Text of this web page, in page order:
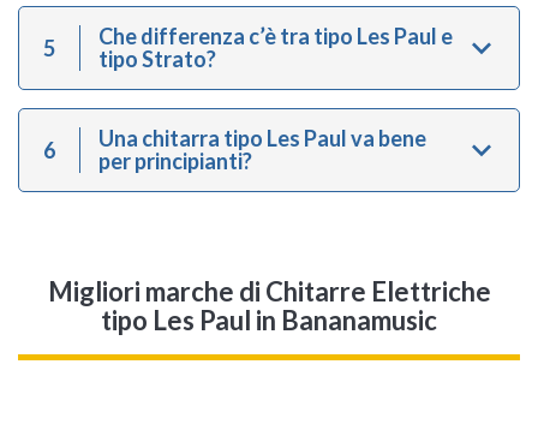
5
Che differenza c’è tra tipo Les Paul e
tipo Strato?
6
Una chitarra tipo Les Paul va bene
per principianti?
Migliori marche di Chitarre Elettriche
tipo Les Paul in Bananamusic